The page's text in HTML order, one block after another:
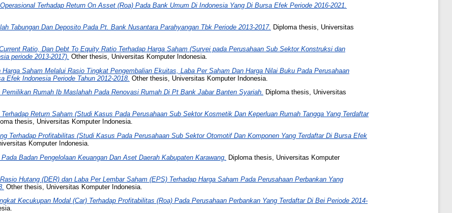
Terhadap Return On Asset (Roa) Pada Bank Umum Di Indonesia Yang Di Bursa Efek Periode 2016-2021.
Tabungan Dan Deposito Pada Pt. Bank Nusantara Parahyangan Tbk Periode 2013-2017. Diploma thesis, Universitas
Ratio, Dan Debt To Equity Ratio Terhadap Harga Saham (Survei pada Perusahaan Sub Sektor Konstruksi dan
periode 2013-2017). Other thesis, Universitas Komputer Indonesia.
Harga Saham Melalui Rasio Tingkat Pengembalian Ekuitas, Laba Per Saham Dan Harga Nilai Buku Pada Perusahaan
Efek Indonesia Periode Tahun 2012-2018. Other thesis, Universitas Komputer Indonesia.
Rumah Ib Maslahah Pada Renovasi Rumah Di Pt Bank Jabar Banten Syariah. Diploma thesis, Universitas
Return Saham (Studi Kasus Pada Perusahaan Sub Sektor Kosmetik Dan Keperluan Rumah Tangga Yang Terdaftar
thesis, Universitas Komputer Indonesia.
Terhadap Profitabilitas (Studi Kasus Pada Perusahaan Sub Sektor Otomotif Dan Komponen Yang Terdaftar Di Bursa Efek
Komputer Indonesia.
Badan Pengelolaan Keuangan Dan Aset Daerah Kabupaten Karawang.
Diploma thesis, Universitas Komputer
Hutang (DER) dan Laba Per Lembar Saham (EPS) Terhadap Harga Saham Pada Perusahaan Perbankan Yang
Other thesis, Universitas Komputer Indonesia.
Kecukupan Modal (Car) Terhadap Profitabilitas (Roa) Pada Perusahaan Perbankan Yang Terdaftar Di Bei Periode 2014-